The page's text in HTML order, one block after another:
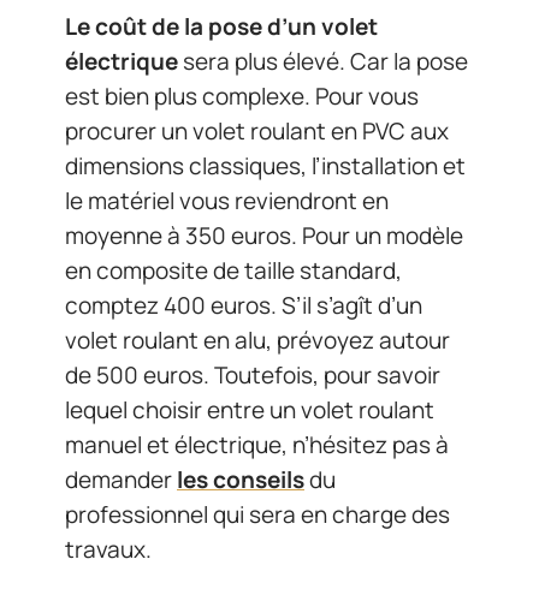
Le coût de la pose d’un volet
électriquesera plus élevé. Car la pose
est bien plus complexe. Pour vous
procurer un volet roulant en PVC aux
dimensions classiques, l’installation et
le matériel vous reviendront en
moyenne à 350 euros. Pour un modèle
en composite de taille standard,
comptez 400 euros. S’il s’agît d’un
volet roulant en alu, prévoyez autour
de 500 euros. Toutefois, pour savoir
lequel choisir entre un volet roulant
manuel et électrique, n’hésitez pas à
demanderles conseilsdu
professionnel qui sera en charge des
travaux.